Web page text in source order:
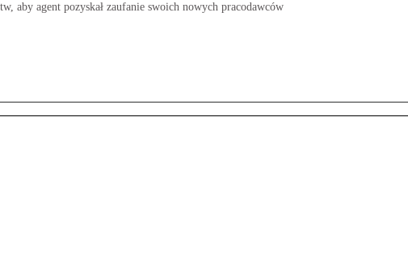
aby agent pozyskał zaufanie swoich nowych pracodawców